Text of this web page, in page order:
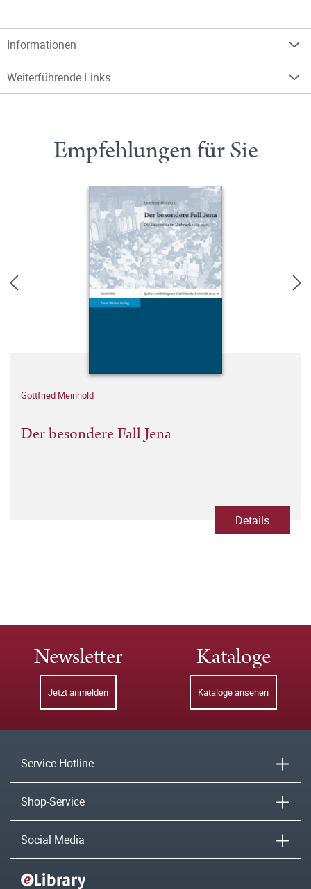
Informationen
Weiterführende Links
Empfehlungen für Sie
Gottfried Meinhold
Der besondere Fall Jena
Details
Newsletter
Jetzt anmelden
Kataloge
Kataloge ansehen
Service-Hotline
Shop-Service
Social Media